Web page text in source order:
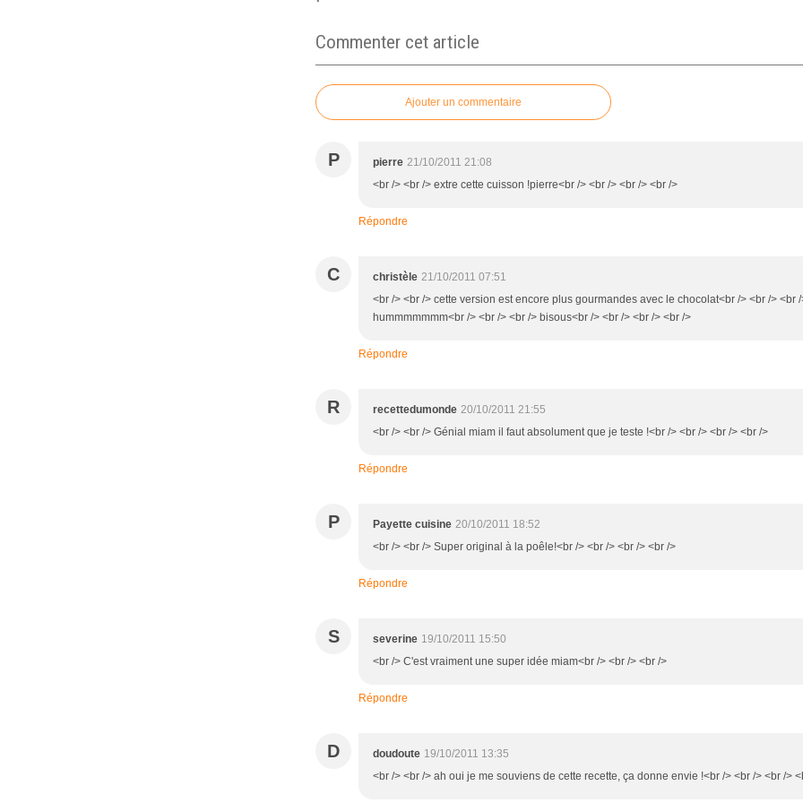
Commenter cet article
Ajouter un commentaire
P pierre 21/10/2011 21:08
<br /> <br /> extre cette cuisson !pierre<br /> <br /> <br /> <br />
Répondre
C christèle 21/10/2011 07:51
<br /> <br /> cette version est encore plus gourmandes avec le chocolat<br /> <br /> <br /
hummmmmmm<br /> <br /> <br /> bisous<br /> <br /> <br /> <br />
Répondre
R recettedumonde 20/10/2011 21:55
<br /> <br /> Génial miam il faut absolument que je teste !<br /> <br /> <br /> <br />
Répondre
P Payette cuisine 20/10/2011 18:52
<br /> <br /> Super original à la poêle!<br /> <br /> <br /> <br />
Répondre
S severine 19/10/2011 15:50
<br /> C'est vraiment une super idée miam<br /> <br /> <br />
Répondre
D doudoute 19/10/2011 13:35
<br /> <br /> ah oui je me souviens de cette recette, ça donne envie !<br /> <br /> <br />